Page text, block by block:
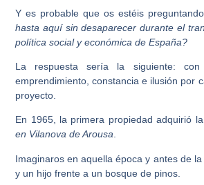
Y es probable que os estéis
hasta aquí sin desaparecer durante el
política social y económica de España?
La respuesta sería la siguiente:
emprendimiento, constancia e ilusión por
proyecto.
En 1965, la primera propiedad adquirió la
en Vilanova de Arousa.
Imaginaros en aquella época y antes de
y un hijo frente a un bosque de pinos.